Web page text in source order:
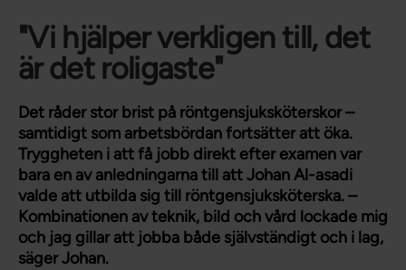
"Vi hjälper verkligen till, det
är det roligaste"
Det råder stor brist på röntgensjuksköterskor –
samtidigt som arbetsbördan fortsätter att öka.
Tryggheten i att få jobb direkt efter examen var
bara en av anledningarna till att Johan Al-asadi
valde att utbilda sig till röntgensjuksköterska. –
Kombinationen av teknik, bild och vård lockade mig
och jag gillar att jobba både självständigt och i lag,
säger Johan.